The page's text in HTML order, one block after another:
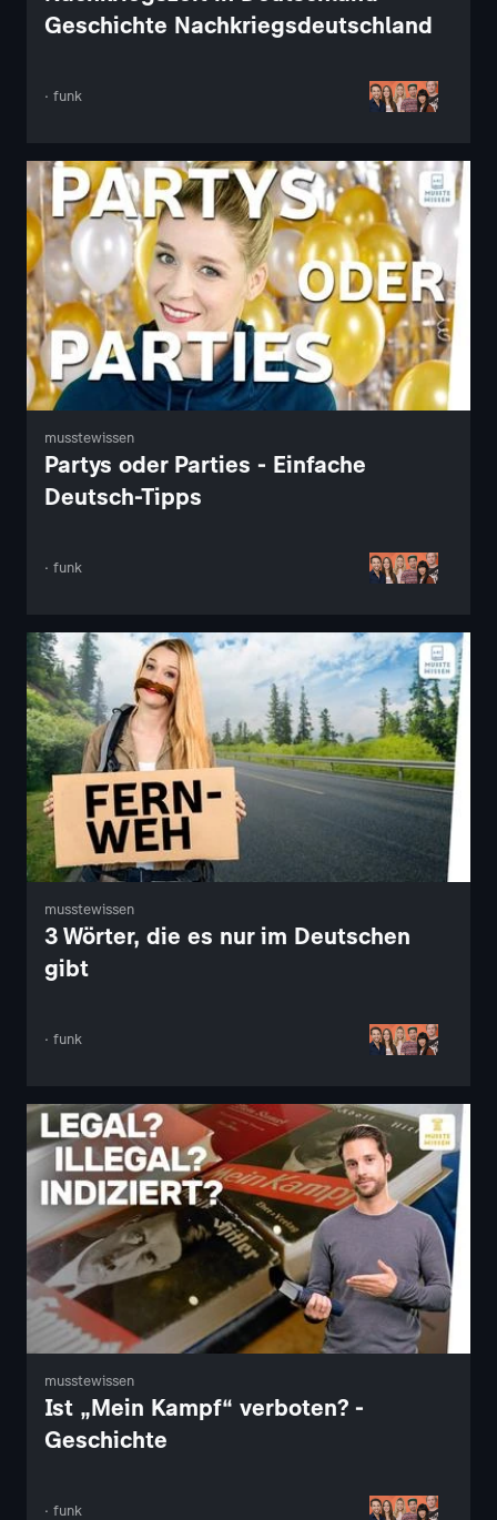
Geschichte Nachkriegsdeutschland
· funk
musstewissen
Partys oder Parties - Einfache
Deutsch-Tipps
· funk
musstewissen
3 Wörter, die es nur im Deutschen
gibt
· funk
musstewissen
Ist „Mein Kampf“ verboten? -
Geschichte
· funk